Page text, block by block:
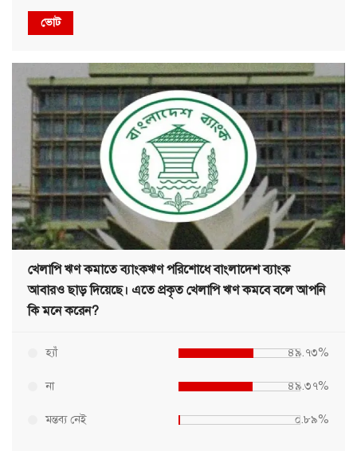
ভোট
খেলাপি ঋণ কমাতে ব্যাংকঋণ পরিশোধে বাংলাদেশ ব্যাংক
আবারও ছাড় দিয়েছে। এতে প্রকৃত খেলাপি ঋণ কমবে বলে আপনি
কি মনে করেন?
হ্যাঁ ৪৯.৭৩%
না ৪৯.৩৭%
মন্তব্য নেই ০.৮৯%